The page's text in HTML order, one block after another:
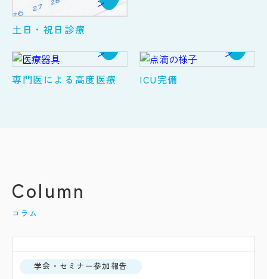
土日・祝日診療
専門医による高度医療 ICU完備
Column
コラム
学会・セミナー参加報告